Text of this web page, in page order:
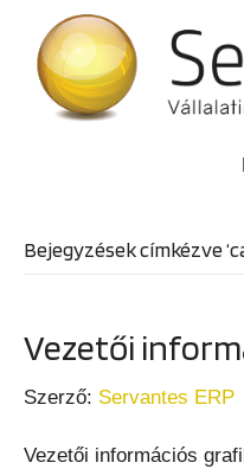
Bejegyzések címkézve
Vezetői
Szerző: Servantes ERP
Vezetői információs